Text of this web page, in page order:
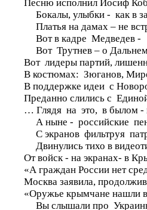
Песню исполнил Иосиф
Бокалы, улыбки - как в
Платья на дамах – не
Вот в кадре Медведев -
Вот Трутнев – о Дальнем
Вот лидеры партий,
В костюмах: Зюганов,
В поддержке идеи с
Преданно слились с
… Глядя на это, в былом -
А ныне - российские
С экранов фильтруя
Двинулись тихо в
От войск - на экранах- в
«А граждан России нет
Москва заявила,
«Оружье крымчане нашли
Вы слышали про Украины